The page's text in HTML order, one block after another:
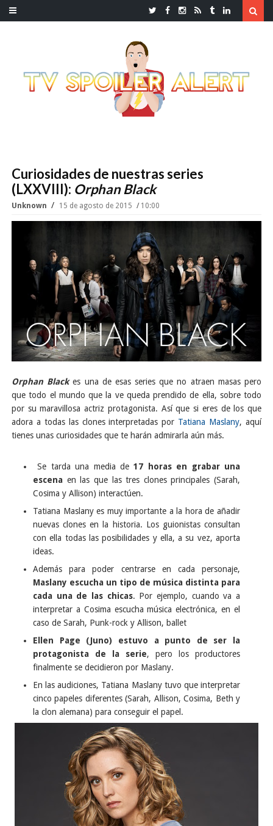
Curiosidades de nuestras series
(LXXVIII): Orphan Black
Unknown 15 de agosto de 2015 10:00
Orphan Blackes una de esas series que no atraen masas pero
que todo el mundo que la ve queda prendido de ella, sobre todo
por su maravillosa actriz protagonista. Así que si eres de los que
adora a todas las clones interpretadas por Tatiana Maslany, aquí
tienes unas curiosidades que te harán admirarla aún más.
Se tarda una media de17 horas en grabar una
escena en las que las tres clones principales (Sarah,
Cosima y Allison) interactúen.
Tatiana Maslany es muy importante a la hora de añadir
nuevas clones en la historia. Los guionistas consultan
con ella todas las posibilidades y ella, a su vez, aporta
ideas.
Además para poder centrarse en cada personaje,
Maslany escucha un tipo de música distinta para
cada una de las chicas. Por ejemplo, cuando va a
interpretar a Cosima escucha música electrónica, en el
caso de Sarah, Punk-rock y Allison, ballet
Ellen Page (Juno) estuvo a punto de ser la
protagonista de la serie, pero los productores
finalmente se decidieron por Maslany.
En las audiciones, Tatiana Maslany tuvo que interpretar
cinco papeles diferentes (Sarah, Allison, Cosima, Beth y
la clon alemana) para conseguir el papel.